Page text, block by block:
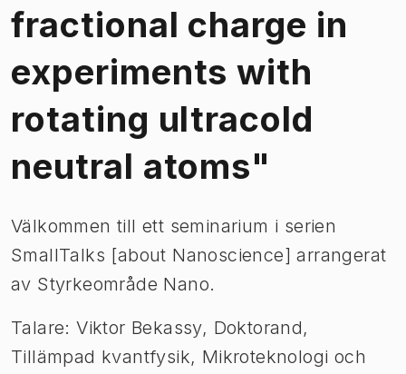
fractional charge in
experiments with
rotating ultracold
neutral atoms"
Välkommen till ett seminarium i serien
SmallTalks [about Nanoscience] arrangerat
av Styrkeområde Nano.
Talare: Viktor Bekassy, Doktorand,
Tillämpad kvantfysik, Mikroteknologi och